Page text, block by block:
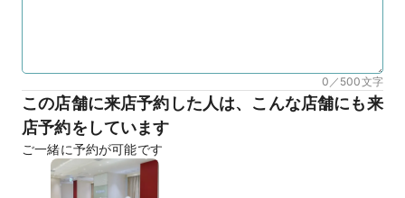
0／500文字
この店舗に来店予約した人は、こんな店舗にも来
店予約をしています
ご一緒に予約が可能です